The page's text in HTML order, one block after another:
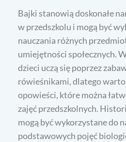
Bajki stanowią doskonałe
w przedszkolu i mogą być
nauczania różnych
umiejętności społecznych.
dzieci uczą się poprzez
rówieśnikami, dlatego
opowieści, które można
zajęć przedszkolnych.
mogą być wykorzystane do
podstawowych pojęć